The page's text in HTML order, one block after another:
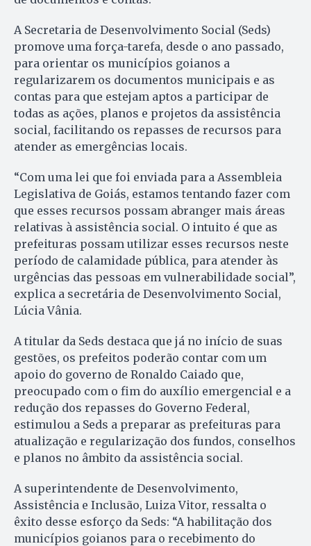
A Secretaria de Desenvolvimento Social (Seds)
promove uma força-tarefa, desde o ano passado,
para orientar os municípios goianos a
regularizarem os documentos municipais e as
contas para que estejam aptos a participar de
todas as ações, planos e projetos da assistência
social, facilitando os repasses de recursos para
atender as emergências locais.
“Com uma lei que foi enviada para a Assembleia
Legislativa de Goiás, estamos tentando fazer com
que esses recursos possam abranger mais áreas
relativas à assistência social. O intuito é que as
prefeituras possam utilizar esses recursos neste
período de calamidade pública, para atender às
urgências das pessoas em vulnerabilidade social”,
explica a secretária de Desenvolvimento Social,
Lúcia Vânia.
A titular da Seds destaca que já no início de suas
gestões, os prefeitos poderão contar com um
apoio do governo de Ronaldo Caiado que,
preocupado com o fim do auxílio emergencial e a
redução dos repasses do Governo Federal,
estimulou a Seds a preparar as prefeituras para
atualização e regularização dos fundos, conselhos
e planos no âmbito da assistência social.
A superintendente de Desenvolvimento,
Assistência e Inclusão, Luiza Vitor, ressalta o
êxito desse esforço da Seds: “A habilitação dos
municípios goianos para o recebimento do